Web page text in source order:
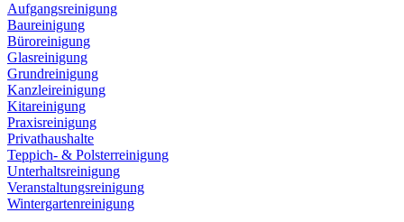
Aufgangsreinigung
Baureinigung
Büroreinigung
Glasreinigung
Grundreinigung
Kanzleireinigung
Kitareinigung
Praxisreinigung
Privathaushalte
Teppich- & Polsterreinigung
Unterhaltsreinigung
Veranstaltungsreinigung
Wintergartenreinigung